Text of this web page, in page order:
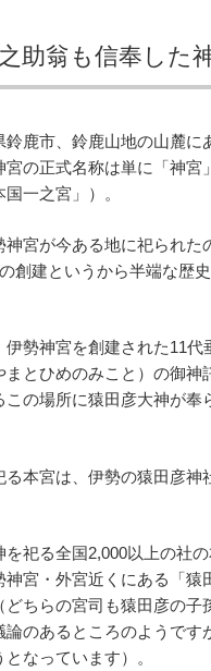
助翁も信奉した
鈴鹿市、鈴鹿山地の山麓に
の正式名称は単に「神宮
一之宮」）。
神宮が今ある地に祀られた
創建というから半端な歴
伊勢神宮を創建された11代
まとひめのみこと）の御神
この場所に猿田彦大神が奉
る本宮は、伊勢の猿田彦神
祀る全国2,000以上の社
宮・外宮近くにある「猿
どちらの宮司も猿田彦の子
のあるところのようです
なっています）。